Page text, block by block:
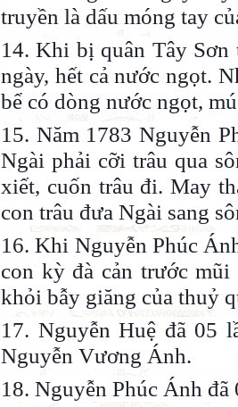
truyền là dấu móng tay
14. Khi bị quân Tây
ngày, hết cả nước ngọt.
bể có dòng nước ngọt,
15. Năm 1783 Nguyễn
Ngài phải cỡi trâu qua
xiết, cuốn trâu đi. May
con trâu đưa Ngài sang
16. Khi Nguyễn Phúc
con kỳ đà cản trước
khỏi bẫy giăng của thuỷ
17. Nguyễn Huệ đã 05
Nguyễn Vương Ánh.
18. Nguyễn Phúc Ánh